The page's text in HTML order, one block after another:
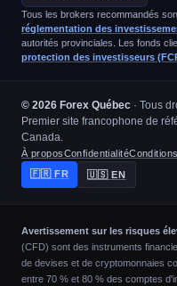
Tous les brokers recommandés
réglementation des
autorités provinciales. Les fonds
protection des investisseurs
© 2026 Forex Québec · Tous
Premier site francophone de
Canada.
À proposConfidentialitéConditions
🇫🇷 FR
🇺🇸 EN
Avertissement sur les risques
(CFD) sont des instruments
de devises et de cryptomonnaies
entre 70 % et 80 % des comptes